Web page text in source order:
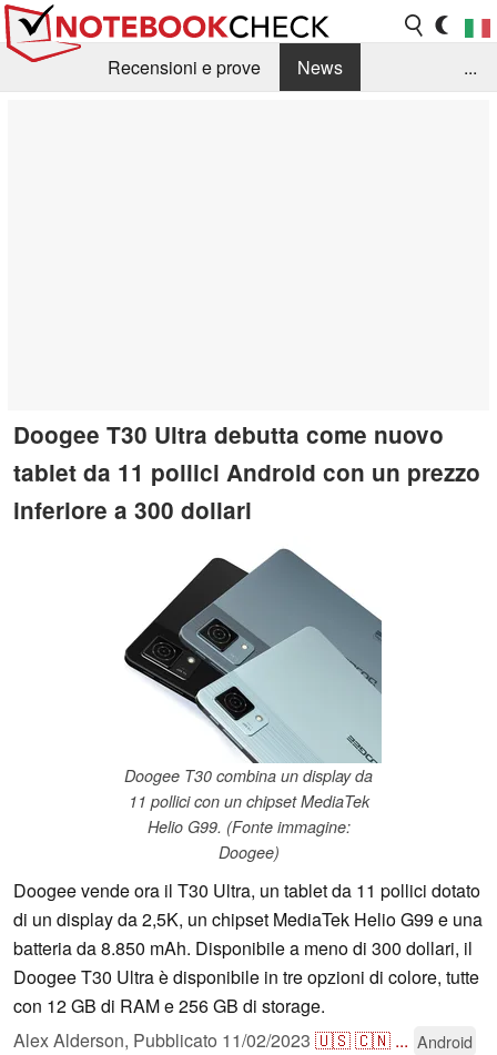
Recensioni e prove
News
...
Doogee T30 Ultra debutta come nuovo
tablet da 11 pollici Android con un prezzo
inferiore a 300 dollari
Doogee T30 combina un display da
11 pollici con un chipset MediaTek
Helio G99. (Fonte immagine:
Doogee)
Doogee vende ora il T30 Ultra, un tablet da 11 pollici dotato
di un display da 2,5K, un chipset MediaTek Helio G99 e una
batteria da 8.850 mAh. Disponibile a meno di 300 dollari, il
Doogee T30 Ultra è disponibile in tre opzioni di colore, tutte
con 12 GB di RAM e 256 GB di storage.
Alex Alderson, Pubblicato 11/02/2023 🇺🇸🇨🇳 ... Android